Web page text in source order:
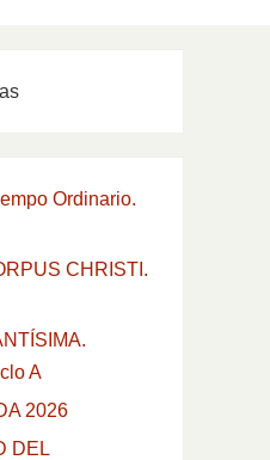
Ordinario.
CHRISTI.
A
2026
DEL